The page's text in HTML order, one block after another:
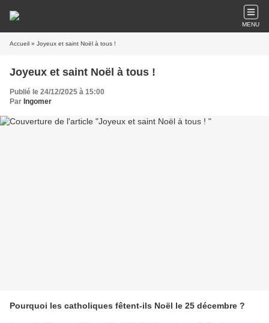
MENU
Accueil » Joyeux et saint Noël à tous !
Joyeux et saint Noël à tous !
Publié le 24/12/2025 à 15:00
Par Ingomer
Pourquoi les catholiques fêtent-ils Noël le 25 décembre ?